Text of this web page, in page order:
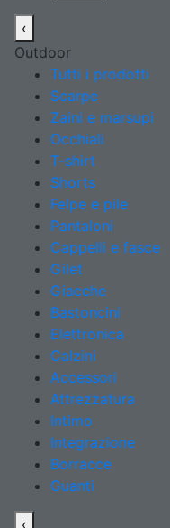
‹
Outdoor
Tutti i prodotti
Scarpe
Zaini e marsupi
Occhiali
T-shirt
Shorts
Felpe e pile
Pantaloni
Cappelli e fasce
Gilet
Giacche
Bastoncini
Elettronica
Calzini
Accessori
Attrezzatura
Intimo
Integrazione
Borracce
Guanti
‹